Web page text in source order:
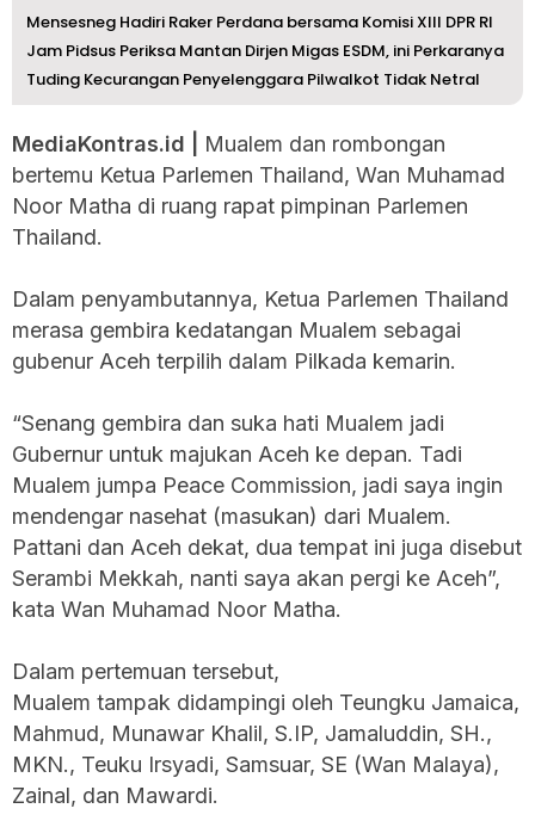
Mensesneg Hadiri Raker Perdana bersama Komisi XIII DPR RI
Jam Pidsus Periksa Mantan Dirjen Migas ESDM, ini Perkaranya
Tuding Kecurangan Penyelenggara Pilwalkot Tidak Netral
MediaKontras.id | Mualem dan rombongan
bertemu Ketua Parlemen Thailand, Wan Muhamad
Noor Matha di ruang rapat pimpinan Parlemen
Thailand.
Dalam penyambutannya, Ketua Parlemen Thailand
merasa gembira kedatangan Mualem sebagai
gubenur Aceh terpilih dalam Pilkada kemarin.
“Senang gembira dan suka hati Mualem jadi
Gubernur untuk majukan Aceh ke depan. Tadi
Mualem jumpa Peace Commission, jadi saya ingin
mendengar nasehat (masukan) dari Mualem.
Pattani dan Aceh dekat, dua tempat ini juga disebut
Serambi Mekkah, nanti saya akan pergi ke Aceh”,
kata Wan Muhamad Noor Matha.
Dalam pertemuan tersebut,
Mualem tampak didampingi oleh Teungku Jamaica,
Mahmud, Munawar Khalil, S.IP, Jamaluddin, SH.,
MKN., Teuku Irsyadi, Samsuar, SE (Wan Malaya),
Zainal, dan Mawardi.